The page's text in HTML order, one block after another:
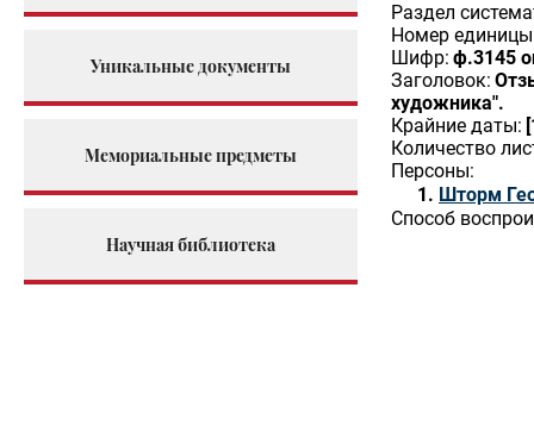
Уникальные документы
Мемориальные предметы
Научная библиотека
Раздел
Номер единицы
Шифр: ф.3145
Заголовок:
художника".
Крайние даты:
Количество
Персоны:
Шторм
Способ